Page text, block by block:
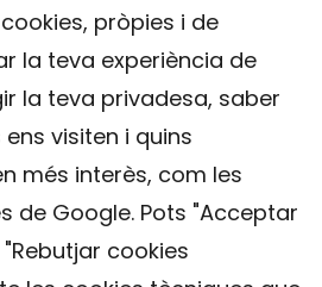
pròpies i de
la teva experiència de
la teva privadesa, saber
visiten i quins
més interès, com les
de Google. Pots "Acceptar
cookies